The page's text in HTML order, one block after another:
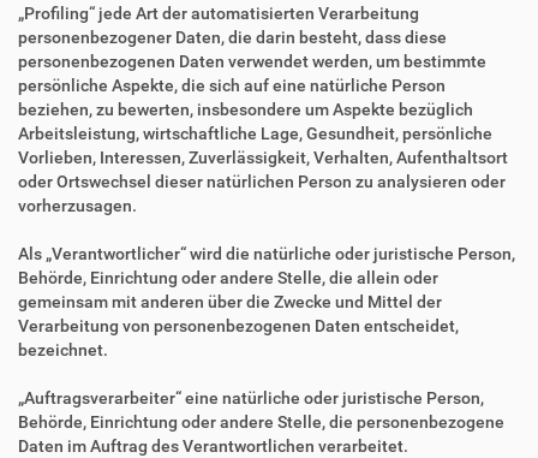
„Profiling“ jede Art der automatisierten Verarbeitung
personenbezogener Daten, die darin besteht, dass diese
personenbezogenen Daten verwendet werden, um bestimmte
persönliche Aspekte, die sich auf eine natürliche Person
beziehen, zu bewerten, insbesondere um Aspekte bezüglich
Arbeitsleistung, wirtschaftliche Lage, Gesundheit, persönliche
Vorlieben, Interessen, Zuverlässigkeit, Verhalten, Aufenthaltsort
oder Ortswechsel dieser natürlichen Person zu analysieren oder
vorherzusagen.
Als „Verantwortlicher“ wird die natürliche oder juristische Person,
Behörde, Einrichtung oder andere Stelle, die allein oder
gemeinsam mit anderen über die Zwecke und Mittel der
Verarbeitung von personenbezogenen Daten entscheidet,
bezeichnet.
„Auftragsverarbeiter“ eine natürliche oder juristische Person,
Behörde, Einrichtung oder andere Stelle, die personenbezogene
Daten im Auftrag des Verantwortlichen verarbeitet.